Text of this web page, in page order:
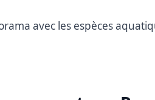
avec les espèces